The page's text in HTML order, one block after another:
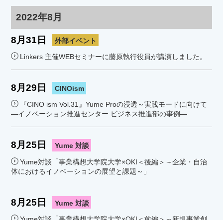
2022年8月
8月31日 外部イベント
Linkers 主催WEBセミナーに藤原執行役員が講演しました。
8月29日 CINOism
『CINO ism Vol.31』Yume Proの浸透～実践モードに向けて
―イノベーション推進センター ビジネス推進部の事例―
8月25日 Yume 対談
Yume対談「事業構想大学院大学×OKI＜後編＞～企業・自治
体におけるイノベーションの展望と課題～」
8月25日 Yume 対談